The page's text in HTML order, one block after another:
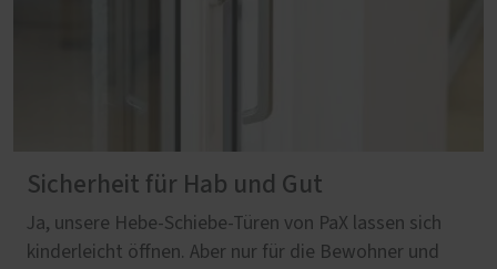
Sicherheit für Hab und Gut
Ja, unsere Hebe-Schiebe-Türen von PaX lassen sich
kinderleicht öffnen. Aber nur für die Bewohner und